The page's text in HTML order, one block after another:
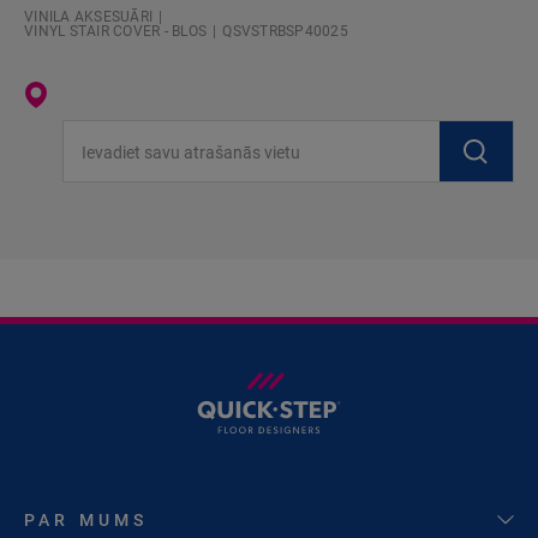
VINILA AKSESUĀRI
VINYL STAIR COVER - BLOS
QSVSTRBSP40025
PAR MUMS